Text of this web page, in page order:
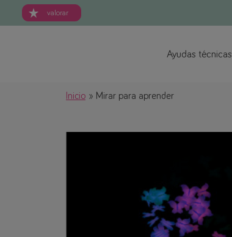
valorar
Ayudas técnicas
Inicio Mirar para aprender